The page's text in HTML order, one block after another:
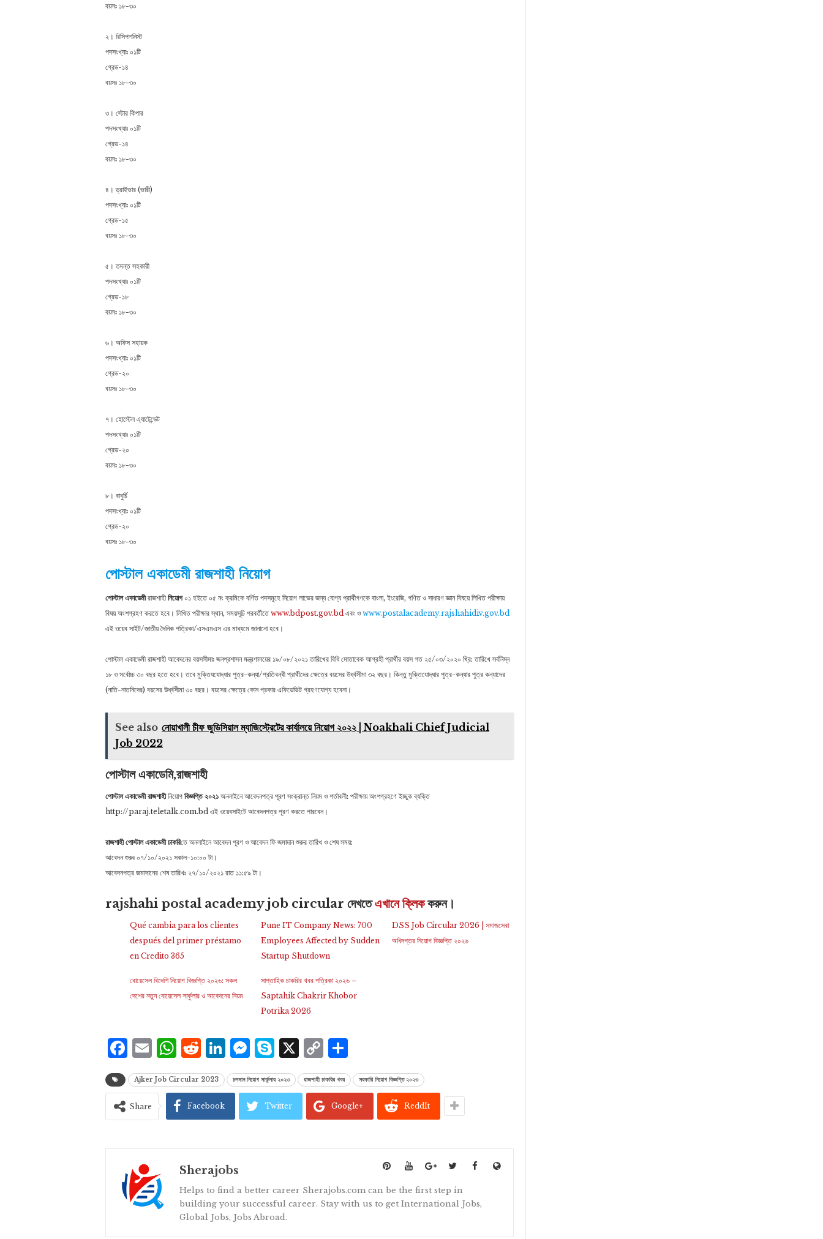
বয়সঃ ১৮-৩০
২। রিসিপশনিস্ট
পদসংখ্যাঃ ০১টি
গ্রেড-১৪
বয়সঃ ১৮-৩০
৩। স্টোর কিপার
পদসংখ্যাঃ ০১টি
গ্রেড-১৪
বয়সঃ ১৮-৩০
৪। ড্রাইভার (ভারী)
পদসংখ্যাঃ ০১টি
গ্রেড-১৫
বয়সঃ ১৮-৩০
৫। তদন্ত সহকারী
পদসংখ্যাঃ ০১টি
গ্রেড-১৮
বয়সঃ ১৮-৩০
৬। অফিস সহায়ক
পদসংখ্যাঃ ০১টি
গ্রেড-২০
বয়সঃ ১৮-৩০
৭। হোস্টেল এ্যাটেন্ডেট
পদসংখ্যাঃ ০১টি
গ্রেড-২০
বয়সঃ ১৮-৩০
৮। বাবুর্চি
পদসংখ্যাঃ ০১টি
গ্রেড-২০
বয়সঃ ১৮-৩০
পোস্টাল একাডেমীরাজশাহীনিয়োগ
পোস্টাল একাডেমীরাজশাহী নিয়োগ০১ হইতে ০৫ নং ক্রমিকে বর্ণিত পদসমূহে নিয়ােগ লাভের জন্য যােগ্য প্রার্থীগণকে বাংলা, ইংরেজি, গণিত ও সাধারণ জ্ঞান বিষয়ে লিখিত পরীক্ষায়
বিষয় অংশগ্রহণ করতে হবে। লিখিত পরীক্ষার স্থান, সময়সূচি পরবর্তীতে www.bdpost.gov.bd এবং ও www.postalacademy.rajshahidiv.gov.bd
এই ওয়েব সাইট/জাতীয় দৈনিক পত্রিকা/এসএমএস এর মাধ্যমে জানানাে হবে।
পোস্টাল একাডেমী রাজশাহী আবেদনের বয়সসীমাঃ জনপ্রশাসন মন্ত্রণালয়ের ১৯/০৮/২০২১ তারিখের বিধি মােতাবেক আগ্রহী প্রার্থীর বয়স গত ২৫/০৩/২০২০ খ্রি: তারিখে সর্বনিম্ন
১৮ ও সর্বোচ্চ ৩০ বছর হতে হবে। তবে মুক্তিযযােদ্ধার পুত্র-কন্যা/প্রতিবন্ধী প্রার্থীদের ক্ষেত্রে বয়সের উর্ধ্বসীমা ৩২ বছর। কিন্তু মুক্তিযােদ্ধার পুত্র-কন্যার পুত্র কন্যাদের
(নাতি-নাতনিদের) বয়সের উর্ধ্বসীমা ৩০ বছর। বয়সের ক্ষেত্রে কোন প্রকার এফিডেভিট গ্রহণযােগ্য হবেনা।
See also নোয়াখালী চীফ জুডিসিয়াল ম্যাজিস্ট্রেটের কার্যালয়ে নিয়োগ ২০২২ | Noakhali Chief Judicial
Job 2022
পোস্টাল একাডেমি,রাজশাহী
পোস্টাল একাডেমী রাজশাহীনিয়োগ বিজ্ঞপ্তি ২০২১ অনলাইনে আবেদনপত্র পূরণ সংক্রান্ত নিয়ম ও শর্তাবলী: পরীক্ষায় অংশগ্রহণে ইচ্ছুক ব্যক্তি
http://paraj.teletalk.com.bd এই ওয়েবসাইটে আবেদনপত্র পূরণ করতে পারবেন।
রাজশাহী পোস্টাল একাডেমী চাকরিতে অনলাইনে আবেদন পূরণ ও আবেদন ফি জমাদান শুরুর তারিখ ও শেষ সময়:
আবেদন শুরুঃ ০৭/১০/২০২১ সকাল-১০:০০ টা।
আবেদনপত্র জমাদানের শেষ তারিখঃ ২৭/১০/২০২১ রাত ১১:৫৯ টা।
rajshahi postal academy job circular দেখতেএখানে ক্লিককরুন।
Qué cambia para los clientes
después del primer préstamo
en Credito 365
Pune IT Company News: 700
Employees Affected by Sudden
Startup Shutdown
DSS Job Circular 2026 | সমাজসেবা
অধিদপ্তর নিয়োগ বিজ্ঞপ্তি ২০২৬
বোয়েসেল বিদেশি নিয়োগ বিজ্ঞপ্তি ২০২৬: সকল
দেশের নতুন বোয়েসেল সার্কুলার ও আবেদনের নিয়ম
সাপ্তাহিক চাকরির খবর পত্রিকা ২০২৬ –
Saptahik Chakrir Khobor
Potrika 2026
Facebook
Email
WhatsApp
Reddit
LinkedIn
Messenger
Skype
X Copy
Link
Ajker Job Circular 2023 চলমান নিয়োগ সার্কুলার ২০২৩ রাজশাহী চাকরির খবর সরকারি নিয়োগ বিজ্ঞপ্তি ২০২৩
Share Facebook Twitter Google+ ReddIt
Sherajobs
Helps to find a better career Sherajobs.com can be the first step in
building your successful career. Stay with us to get International Jobs,
Global Jobs, Jobs Abroad.